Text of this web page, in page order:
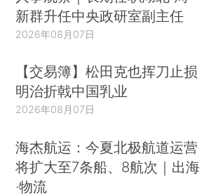
新群升任中央政研室副主任
2026年08月07日
【交易簿】松田克也挥刀止损
明治折戟中国乳业
2026年08月07日
海杰航运：今夏北极航道运营
将扩大至7条船、8航次｜出海
·物流